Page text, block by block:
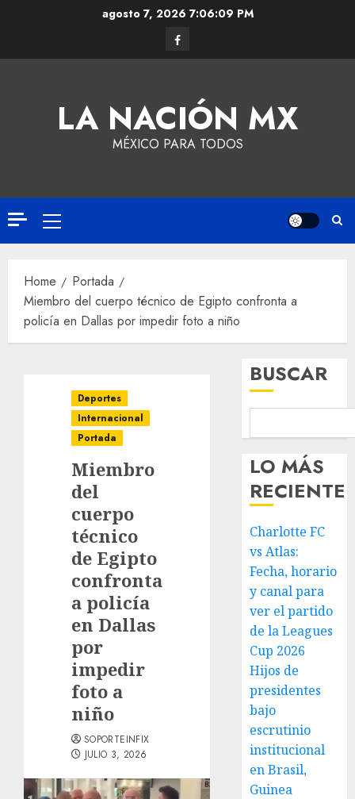
agosto 7, 20267:06:10 PM
LA NACIÓN MX
MÉXICO PARA TODOS
Home
Portada
Miembro del cuerpo técnico de Egipto confronta a
policía en Dallas por impedir foto a niño
Deportes
Internacional
Portada
Miembro
del
cuerpo
técnico
de Egipto
confronta
a policía
en Dallas
por
impedir
foto a
niño
SOPORTEINFIX
JULIO 3, 2026
BUSCAR
LO MÁS
RECIENTE
Charlotte FC
vs Atlas:
Fecha, horario
y canal para
ver el partido
de la Leagues
Cup 2026
Hijos de
presidentes
bajo
escrutinio
institucional
en Brasil,
Guinea